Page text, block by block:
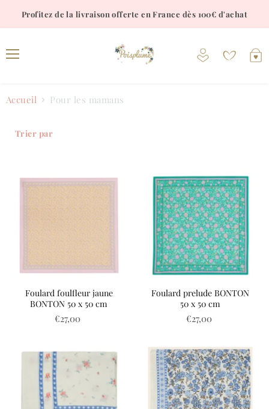
Profitez de la livraison offerte en France dès 100€ d'achat
Voir
Accueil Pour les mamans
Trier par
Foulard foulfleur jaune
BONTON 50 x 50 cm
€27,00
Foulard prelude BONTON
50 x 50 cm
€27,00